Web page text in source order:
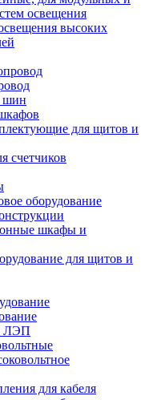
освещения
высоких
шин
для щитов и
счетчиков
оборудование
шкафы и
для щитов и
ЛЭП